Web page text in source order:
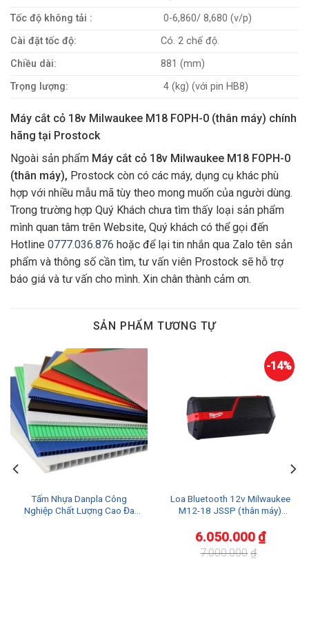
Tốc độ không tải :
0-6,860/ 8,680 (v/p)
Cài đặt tốc độ:
Có. 2 chế độ.
Chiều dài:
881 (mm)
Trọng lượng:
4 (kg) (với pin HB8)
Máy cắt cỏ 18v Milwaukee M18 FOPH-0 (thân máy) chính
hãng tại Prostock
Ngoài sản phẩm Máy cắt cỏ 18v Milwaukee M18 FOPH-0
(thân máy), Prostock còn có các máy, dụng cụ khác phù
hợp với nhiều mẫu mã tùy theo mong muốn của người dùng.
Trong trường hợp Quý Khách chưa tìm thấy loại sản phẩm
mình quan tâm trên Website, Quý khách có thể gọi đến
Hotline 0777.036.876 hoặc để lại tin nhắn qua Zalo tên sản
phẩm và thông số cần tìm, tư vấn viên Prostock sẽ hỗ trợ
báo giá và tư vấn cho mình. Xin chân thành cảm ơn.
SẢN PHẨM TƯƠNG TỰ
Tấm Nhựa Danpla Công
Nghiệp Chất Lượng Cao Đa
-14%
Loa Bluetooth 12v Milwaukee
M12-18 JSSP (thân máy)
7.000.000 ₫
6.050.000₫